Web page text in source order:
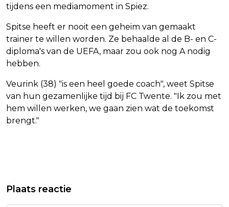
tijdens een mediamoment in Spiez.
Spitse heeft er nooit een geheim van gemaakt
trainer te willen worden. Ze behaalde al de B- en C-
diploma's van de UEFA, maar zou ook nog A nodig
hebben.
Veurink (38) "is een heel goede coach", weet Spitse
van hun gezamenlijke tijd bij FC Twente. "Ik zou met
hem willen werken, we gaan zien wat de toekomst
brengt."
DEN HAAG MASSAMOORD
VAN DER POEL HAD NIET DE
Plaats reactie